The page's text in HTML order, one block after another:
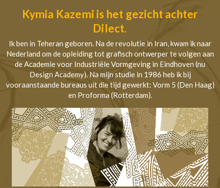
Kymia Kazemi is het gezicht achter
Dilect.
Ik ben in Teheran geboren. Na de revolutie in Iran, kwam ik naar
Nederland om de opleiding tot grafisch ontwerper te volgen aan
de Academie voor Industriële Vormgeving in Eindhoven (nu
Design Academy). Na mijn studie in 1986 heb ik bij
vooraanstaande bureaus uit die tijd gewerkt: Vorm 5 (Den Haag)
en Proforma (Rotterdam).